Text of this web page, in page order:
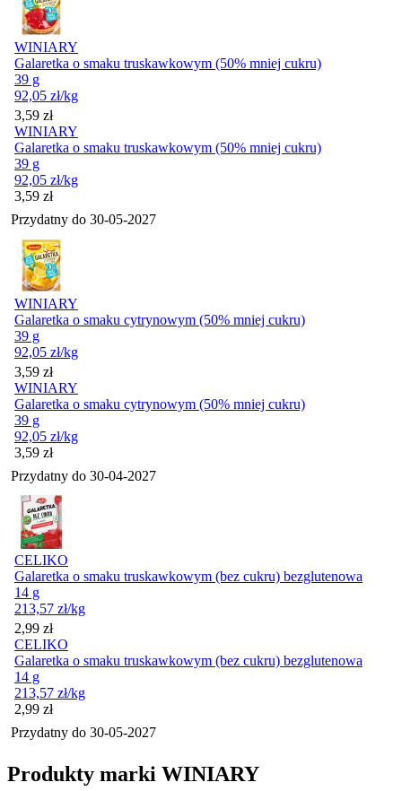
WINIARY
Galaretka o smaku truskawkowym (50% mniej cukru)
39 g
92,05 zł/kg
Cena
3,59 zł
WINIARY
Galaretka o smaku truskawkowym (50% mniej cukru)
39 g
92,05 zł/kg
Cena
3,59 zł
Przydatny do 30-05-2027
WINIARY
Galaretka o smaku cytrynowym (50% mniej cukru)
39 g
92,05 zł/kg
Cena
3,59 zł
WINIARY
Galaretka o smaku cytrynowym (50% mniej cukru)
39 g
92,05 zł/kg
Cena
3,59 zł
Przydatny do 30-04-2027
CELIKO
Galaretka o smaku truskawkowym (bez cukru) bezglutenowa
14 g
213,57 zł/kg
Cena
2,99 zł
CELIKO
Galaretka o smaku truskawkowym (bez cukru) bezglutenowa
14 g
213,57 zł/kg
Cena
2,99 zł
Przydatny do 30-05-2027
Produkty marki WINIARY